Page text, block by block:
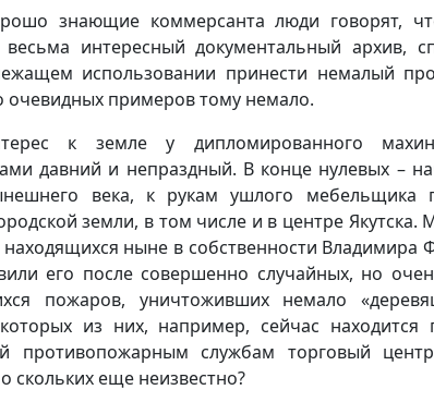
знающие коммерсанта люди говорят,
весьма интересный документальный архив,
использовании принести немалый
очевидных примеров тому немало.
к земле у дипломированного
давний и непраздный. В конце нулевых –
века, к рукам ушлого мебельщика
земли, в том числе и в центре Якутска.
находящихся ныне в собственности Владимира
его после совершенно случайных, но
пожаров, уничтоживших немало
из них, например, сейчас находится
противопожарным службам торговый
скольких еще неизвестно?